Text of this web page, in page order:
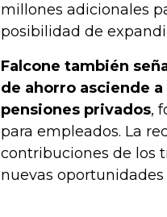
millones adicionales
posibilidad de
Falcone también
de ahorro asciende
pensiones privados,
para empleados. La
contribuciones de los
nuevas oportunidades